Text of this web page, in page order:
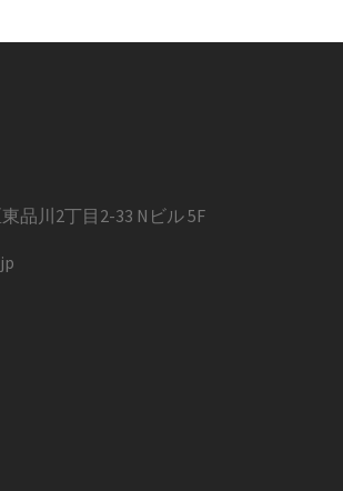
品川2丁目2-33 Nビル 5F